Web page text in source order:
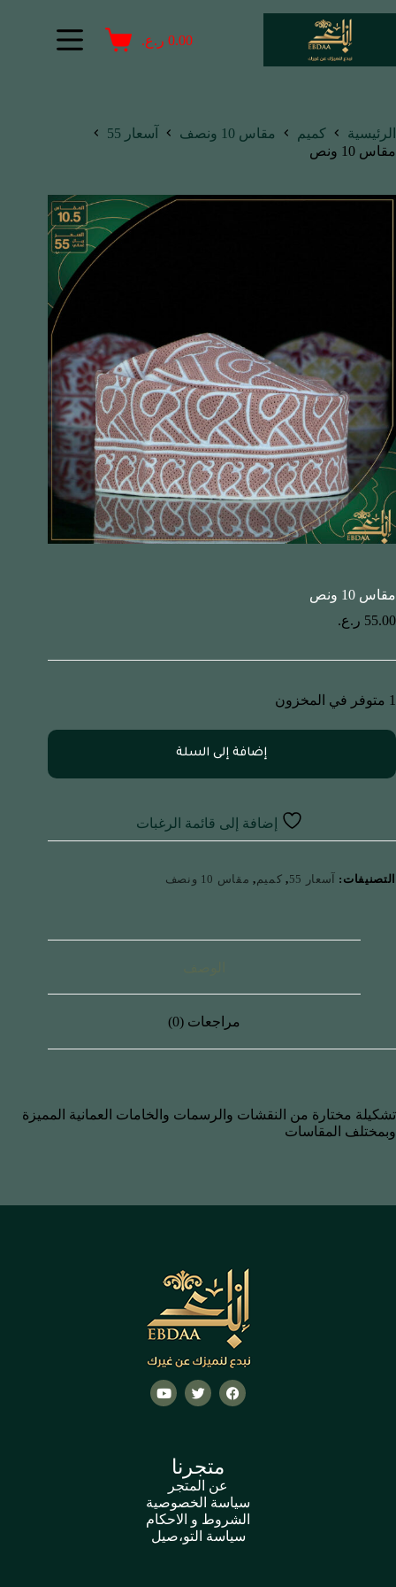
0.00 ر.ع.
الرئيسية كميم مقاس 10 ونصف
آسعار 55
مقاس 10 ونص
مقاس 10 ونص
55.00 ر.ع.
1 متوفر في المخزون
إضافة إلى السلة
إضافة إلى قائمة الرغبات
التصنيفات: آسعار 55 , كميم , مقاس 10 ونصف
مراجعات (0)
تشكيلة مختارة من النقشات والرسمات والخامات العمانية المميزة
وبمختلف المقاسات
متجرنا
عن المتجر
سياسة الخصوصية
الشروط و الاحكام
سياسة التو،صيل